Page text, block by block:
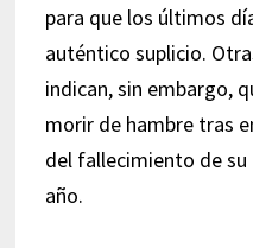
para que los últimos
auténtico suplicio.
indican, sin embargo,
morir de hambre tras
del fallecimiento de
año.